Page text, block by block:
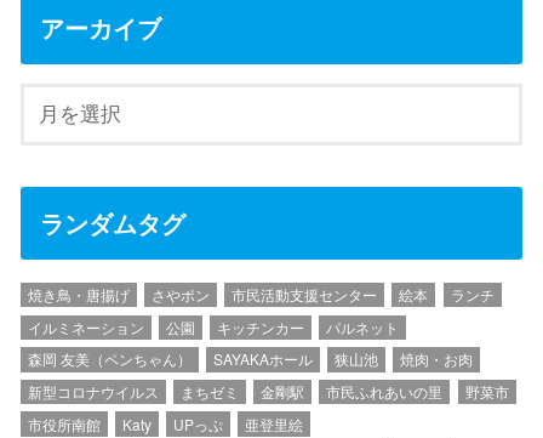
アーカイブ
ランダムタグ
焼き鳥・唐揚げ さやポン 市民活動支援センター 絵本
ランチ
イルミネーション
公園 キッチンカー
パルネット
森岡 友美（ペンちゃん）
SAYAKAホール 狭山池
焼肉・お肉
新型コロナウイルス
まちゼミ 金剛駅 市民ふれあいの里
野菜市
市役所南館
Katy UPっぷ
亜登里絵